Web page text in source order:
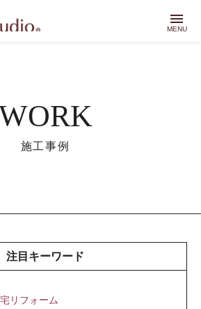
menu
MENU
施工事例
注目キーワード
リフォーム